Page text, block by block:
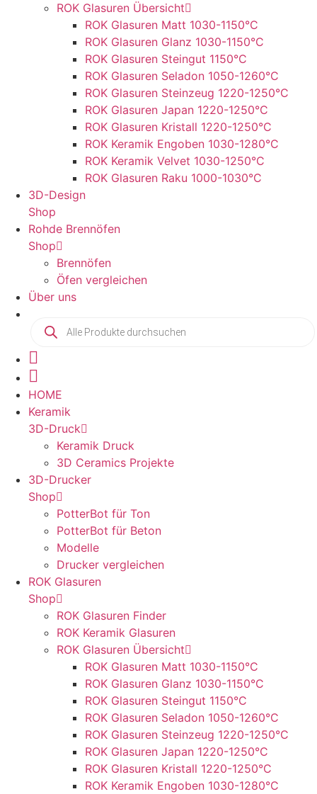
ROK Glasuren Übersicht
ROK Glasuren Matt 1030-1150°C
ROK Glasuren Glanz 1030-1150°C
ROK Glasuren Steingut 1150°C
ROK Glasuren Seladon 1050-1260°C
ROK Glasuren Steinzeug 1220-1250°C
ROK Glasuren Japan 1220-1250°C
ROK Glasuren Kristall 1220-1250°C
ROK Keramik Engoben 1030-1280°C
ROK Keramik Velvet 1030-1250°C
ROK Glasuren Raku 1000-1030°C
3D-Design
Shop
Rohde Brennöfen
Shop
Brennöfen
Öfen vergleichen
Über uns
Products
search
HOME
Keramik
3D-Druck
Keramik Druck
3D Ceramics Projekte
3D-Drucker
Shop
PotterBot für Ton
PotterBot für Beton
Modelle
Drucker vergleichen
ROK Glasuren
Shop
ROK Glasuren Finder
ROK Keramik Glasuren
ROK Glasuren Übersicht
ROK Glasuren Matt 1030-1150°C
ROK Glasuren Glanz 1030-1150°C
ROK Glasuren Steingut 1150°C
ROK Glasuren Seladon 1050-1260°C
ROK Glasuren Steinzeug 1220-1250°C
ROK Glasuren Japan 1220-1250°C
ROK Glasuren Kristall 1220-1250°C
ROK Keramik Engoben 1030-1280°C